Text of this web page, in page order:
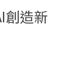
創造新